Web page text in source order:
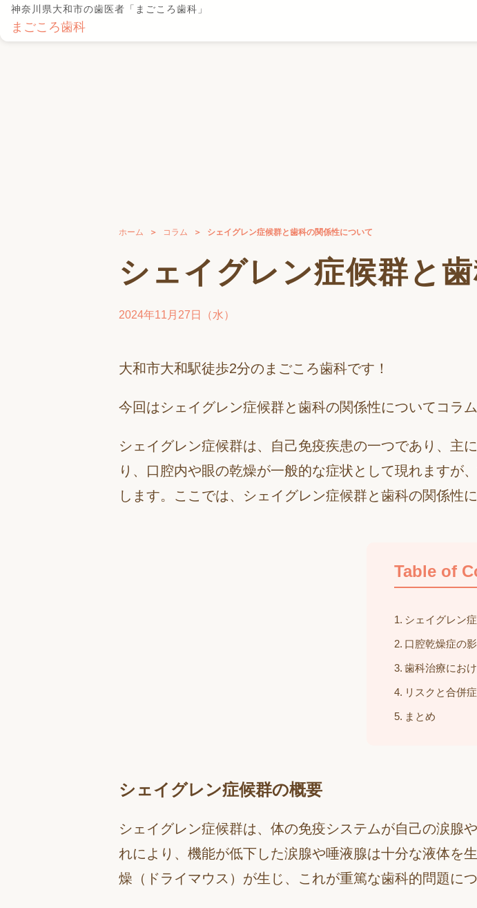
神奈川県大和市の歯医者「まごころ歯科」
まごころ歯科
ホーム コラム シェイグレン症候群と歯科の関係性について
シェイグレン症候群と
2024年11月27日（水）
大和市大和駅徒歩2分のまごころ歯科です！
今回はシェイグレン症候群と歯科の関係性についてコラ
シェイグレン症候群は、自己免疫疾患の一つであり、主
り、口腔内や眼の乾燥が一般的な症状として現れますが
します。ここでは、シェイグレン症候群と歯科の関係性
Table of
シェイグレン
口腔乾燥症の
歯科治療にお
リスクと合併症
まとめ
シェイグレン症候群の概要
シェイグレン症候群は、体の免疫システムが自己の涙腺
れにより、機能が低下した涙腺や唾液腺は十分な液体を
燥（ドライマウス）が生じ、これが重篤な歯科的問題につ